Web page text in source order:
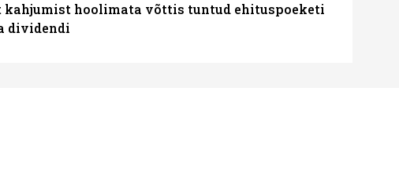
hoolimata võttis tuntud ehituspoeketi
dividendi